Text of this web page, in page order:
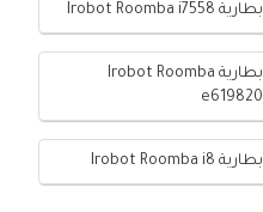
بطارية Irobot Roomba i7558
بطارية Irobot Roomba
e619820
بطارية Irobot Roomba i8